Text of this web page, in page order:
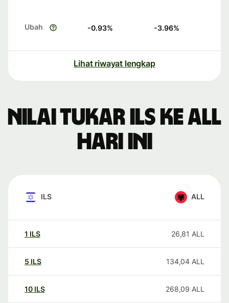
Ubah -0.93% -3.96%
Lihat riwayat lengkap
Nilai tukar ILS ke ALL
hari ini
ILS ALL
1 ILS 26,81 ALL
5 ILS 134,04 ALL
10 ILS 268,09 ALL